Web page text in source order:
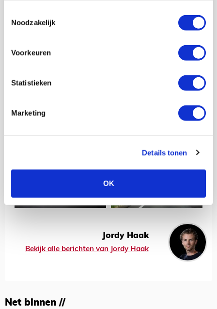
Noodzakelijk
Voorkeuren
Statistieken
Marketing
Details tonen
OK
Jordy Haak
Bekijk alle berichten van Jordy Haak
Net binnen //